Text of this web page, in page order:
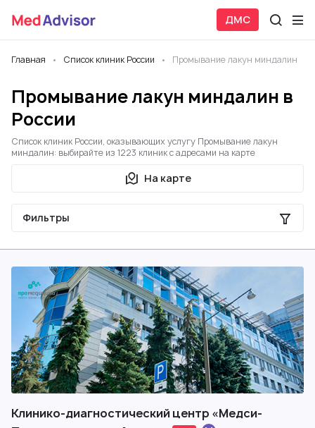
ДМС
Главная Список клиник России Промывание лакун миндалин
Промывание лакун миндалин в
России
Список клиник России, оказывающих услугу Промывание лакун
миндалин: выбирайте из 1223 клиник с адресами на карте
На карте
Фильтры
Клинико-диагностический центр «Медси-